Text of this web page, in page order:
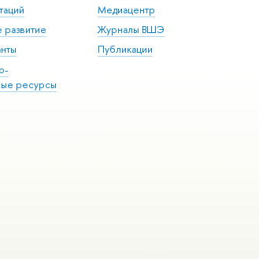
ресурсы
Медиацентр
Журналы ВШЭ
Публикации